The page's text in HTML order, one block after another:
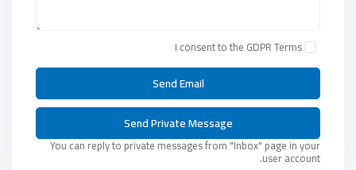
I consent to the GDPR Terms
You can reply to private messages from "Inbox" page in your
user account.